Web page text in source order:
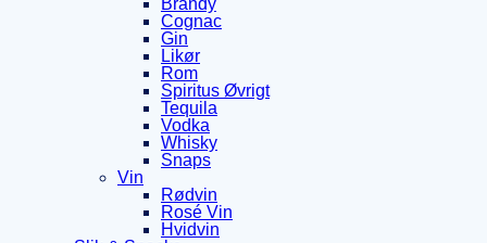
Brandy
Cognac
Gin
Likør
Rom
Spiritus Øvrigt
Tequila
Vodka
Whisky
Snaps
Vin
Rødvin
Rosé Vin
Hvidvin